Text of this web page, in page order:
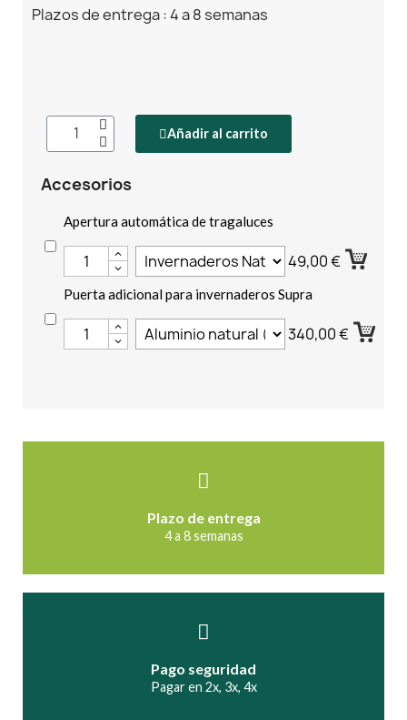
Plazos de entrega : 4 a 8 semanas
Añadir al carrito
Accesorios
Apertura automática de tragaluces
49,00 €
Puerta adicional para invernaderos Supra
340,00 €
Plazo de entrega
4 a 8 semanas
Pago seguridad
Pagar en 2x, 3x, 4x